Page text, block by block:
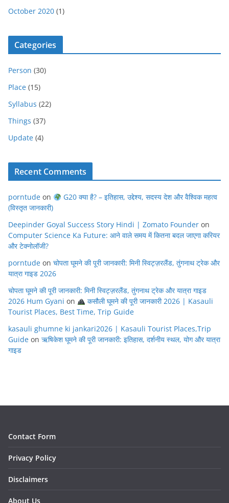
October 2020 (1)
Categories
Person (30)
Place (15)
Syllabus (22)
Things (37)
Update (4)
Recent Comments
porntude on
G20 क्या है? – इतिहास, उद्देश्य, सदस्य देश और वैश्विक महत्व
(विस्तृत जानकारी)
Deepinder Goyal Success Story Hindi | Zomato Founder on
Computer Science Ka Future: आने वाले समय में कितना बदल जाएगा करियर
और टेक्नोलॉजी?
porntude on चोपता घूमने की पूरी जानकारी: मिनी स्विट्ज़रलैंड, तुंगनाथ ट्रेक और
यात्रा गाइड 2026
चोपता घूमने की पूरी जानकारी: मिनी स्विट्ज़रलैंड, तुंगनाथ ट्रेक और यात्रा गाइड
2026 Hum Gyani on
कसौली घूमने की पूरी जानकारी 2026 | Kasauli
Tourist Places, Best Time, Trip Guide
kasauli ghumne ki jankari2026 | Kasauli Tourist Places,Trip
Guide on ऋषिकेश घूमने की पूरी जानकारी: इतिहास, दर्शनीय स्थल, योग और यात्रा
गाइड
Contact Form
Privacy Policy
Disclaimers
About Us